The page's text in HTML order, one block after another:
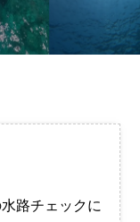
路チェックに